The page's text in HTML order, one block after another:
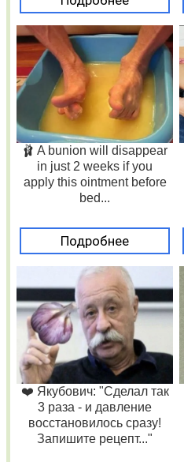
🩰 A bunion will disappear
in just 2 weeks if you
apply this ointment before
bed...
Подробнее
❤️ Якубович: "Сделал так
3 раза - и давление
восстановилось сразу!
Запишите рецепт..."